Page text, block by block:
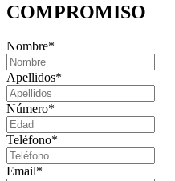
COMPROMISO
Nombre*
Apellidos*
Número*
Teléfono*
Email*